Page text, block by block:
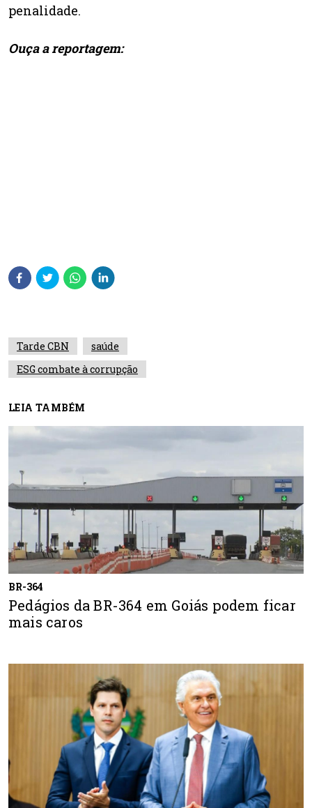
penalidade.
Ouça a reportagem:
Tarde CBN
saúde
ESG combate à corrupção
LEIA TAMBÉM
BR-364
Pedágios da BR-364 em Goiás podem ficar
mais caros